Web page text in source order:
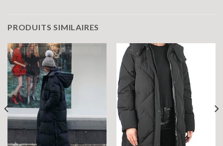
PRODUITS SIMILAIRES